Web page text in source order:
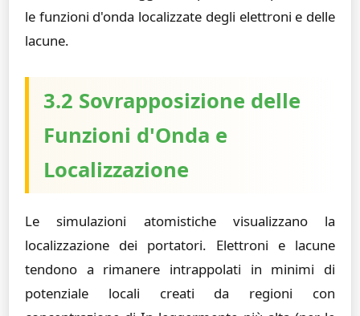
le funzioni d'onda localizzate degli elettroni e delle
lacune.
3.2 Sovrapposizione delle
Funzioni d'Onda e
Localizzazione
Le simulazioni atomistiche visualizzano la
localizzazione dei portatori. Elettroni e lacune
tendono a rimanere intrappolati in minimi di
potenziale locali creati da regioni con